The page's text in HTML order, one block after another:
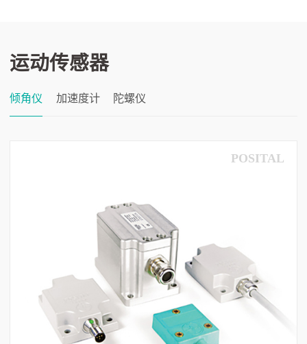
运动传感器
倾角仪 加速度计 陀螺仪
POSITAL